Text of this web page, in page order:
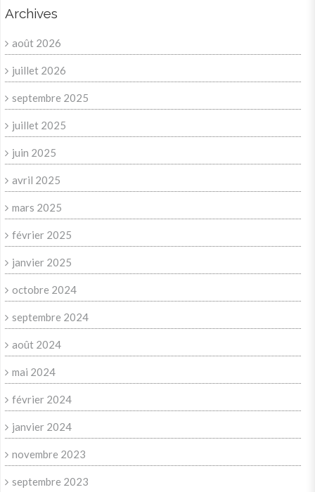
Archives
août 2026
juillet 2026
septembre 2025
juillet 2025
juin 2025
avril 2025
mars 2025
février 2025
janvier 2025
octobre 2024
septembre 2024
août 2024
mai 2024
février 2024
janvier 2024
novembre 2023
septembre 2023